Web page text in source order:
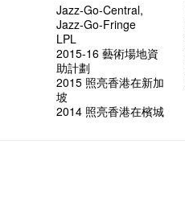
Jazz-Go-Central,
Jazz-Go-Fringe
LPL
2015-16 藝術場地資
助計劃
2015 照亮香港在新加
坡
2014 照亮香港在檳城